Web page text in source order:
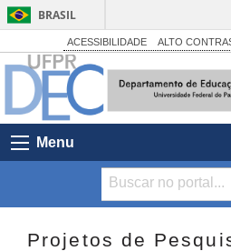
BRASIL
ACESSIBILIDADE ALTO
Menu
Projetos de